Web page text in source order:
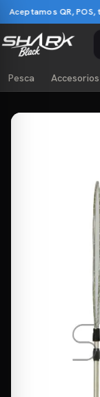
QR, POS,
Pesca